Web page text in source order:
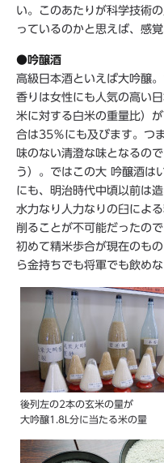
い。このあたりが科学技術
っているのかと思えば、感覚
●吟醸酒
高級日本酒といえば大吟醸
香りは女性にも人気の高い
米に対する白米の重量比）
合は35％にも及びます。つ
味のない清澄な味となるの
う）。ではこの大 吟醸酒は
にも、明治時代中頃以前は
水力なり人力なりの臼によ
削ることが不可能だったの
初めて精米歩合が現在のも
ら金持ちでも将軍でも飲め
後列左の2本の玄米の量が
大吟醸1.8L分に当たる米の量